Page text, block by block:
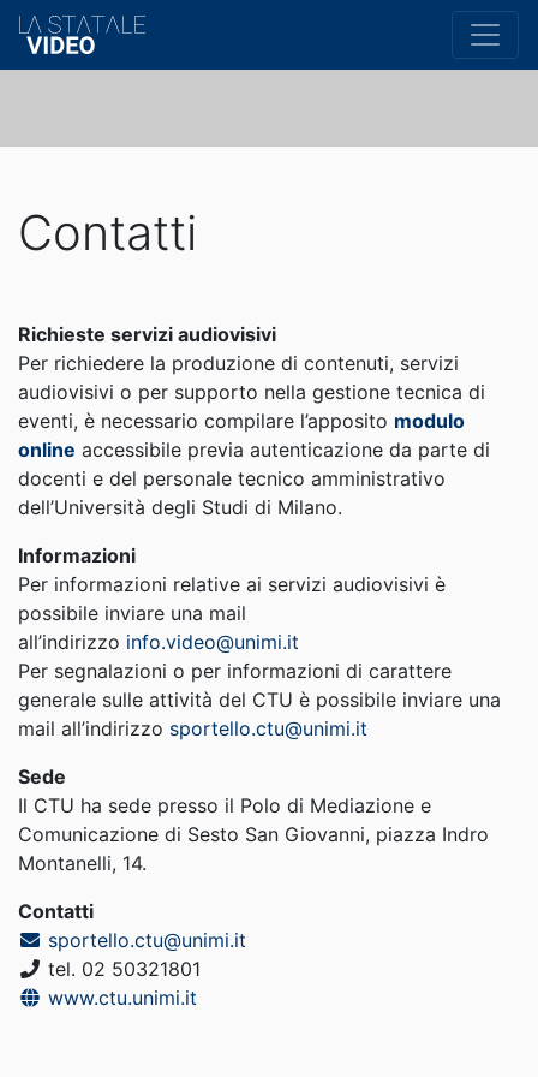
Contatti
Richieste servizi audiovisivi
Per richiedere la produzione di contenuti, servizi
audiovisivi o per supporto nella gestione tecnica di
eventi, è necessario compilare l’apposito modulo
online accessibile previa autenticazione da parte di
docenti e del personale tecnico amministrativo
dell’Università degli Studi di Milano.
Informazioni
Per informazioni relative ai servizi audiovisivi è
possibile inviare una mail
all’indirizzo info.video@unimi.it
Per segnalazioni o per informazioni di carattere
generale sulle attività del CTU è possibile inviare una
mail all’indirizzo sportello.ctu@unimi.it
Sede
Il CTU ha sede presso il Polo di Mediazione e
Comunicazione di Sesto San Giovanni, piazza Indro
Montanelli, 14.
Contatti
sportello.ctu@unimi.it
tel. 02 50321801
www.ctu.unimi.it